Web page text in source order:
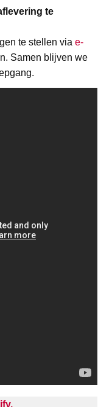
te
te stellen via e-
Samen blijven we